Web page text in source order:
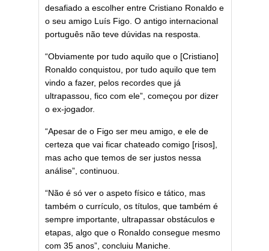
desafiado a escolher entre Cristiano Ronaldo e
o seu amigo Luís Figo. O antigo internacional
português não teve dúvidas na resposta.
“Obviamente por tudo aquilo que o [Cristiano]
Ronaldo conquistou, por tudo aquilo que tem
vindo a fazer, pelos recordes que já
ultrapassou, fico com ele”, começou por dizer
o ex-jogador.
“Apesar de o Figo ser meu amigo, e ele de
certeza que vai ficar chateado comigo [risos],
mas acho que temos de ser justos nessa
análise”, continuou.
“Não é só ver o aspeto físico e tático, mas
também o currículo, os títulos, que também é
sempre importante, ultrapassar obstáculos e
etapas, algo que o Ronaldo consegue mesmo
com 35 anos”, concluiu Maniche.